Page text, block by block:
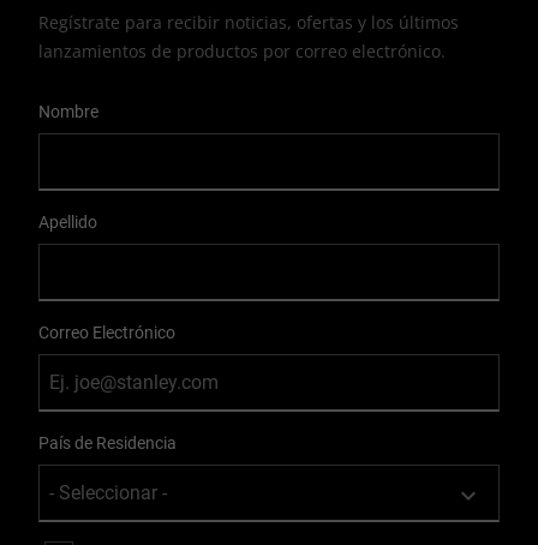
Regístrate para recibir noticias, ofertas y los últimos
lanzamientos de productos por correo electrónico.
Nombre
Apellido
Correo Electrónico
País de Residencia